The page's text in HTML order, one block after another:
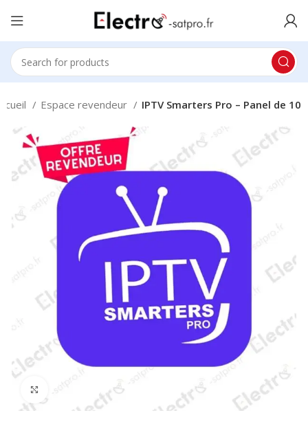
Espace revendeur IPTV Smarters Pro – Panel de 10
Click to enlarge